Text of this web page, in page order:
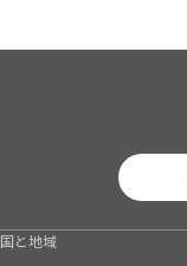
国と地域